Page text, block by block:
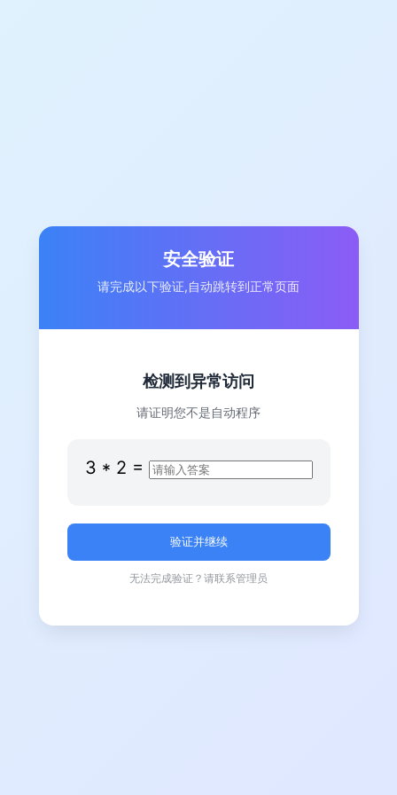
安全验证
请完成以下验证,自动跳转到正常页面
检测到异常访问
请证明您不是自动程序
3 * 2 =
无法完成验证？请联系管理员